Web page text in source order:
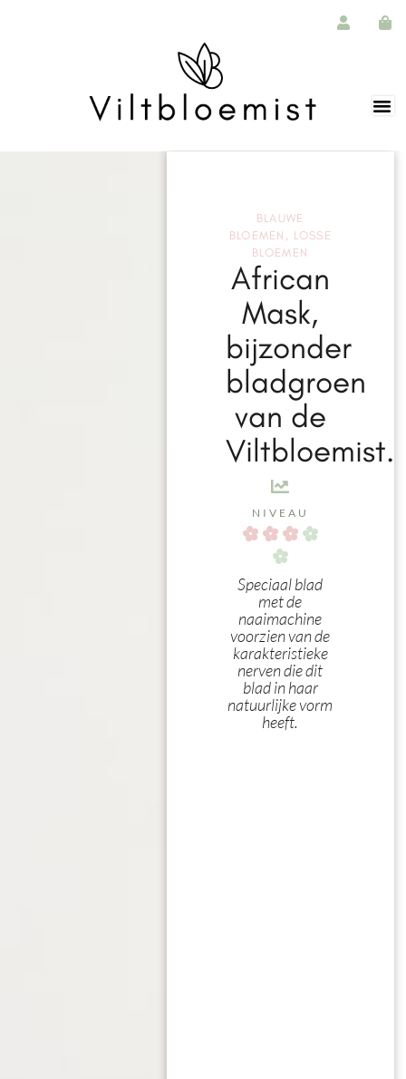
BLAUWE
BLOEMEN , LOSSE
BLOEMEN
African
Mask,
bijzonder
bladgroen
van de
Viltbloemist.
NIVEAU
Speciaal blad
met de
naaimachine
voorzien van de
karakteristieke
nerven die dit
blad in haar
natuurlijke vorm
heeft.